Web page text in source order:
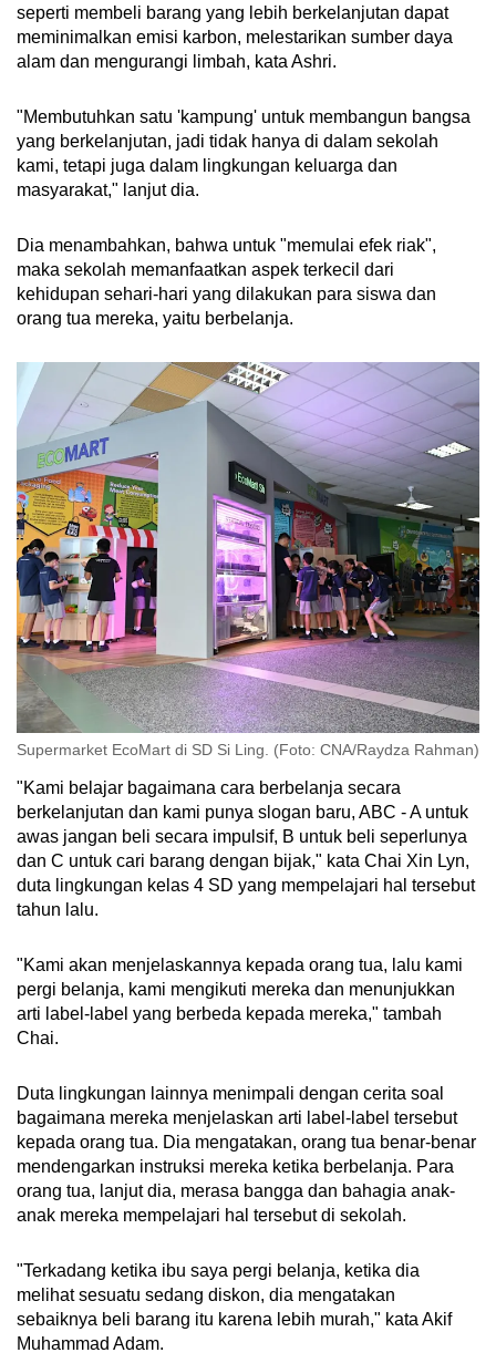
seperti membeli barang yang lebih berkelanjutan dapat
meminimalkan emisi karbon, melestarikan sumber daya
alam dan mengurangi limbah, kata Ashri.
"Membutuhkan satu 'kampung' untuk membangun bangsa
yang berkelanjutan, jadi tidak hanya di dalam sekolah
kami, tetapi juga dalam lingkungan keluarga dan
masyarakat," lanjut dia.
Dia menambahkan, bahwa untuk "memulai efek riak",
maka sekolah memanfaatkan aspek terkecil dari
kehidupan sehari-hari yang dilakukan para siswa dan
orang tua mereka, yaitu berbelanja.
Supermarket EcoMart di SD Si Ling. (Foto: CNA/Raydza Rahman)
"Kami belajar bagaimana cara berbelanja secara
berkelanjutan dan kami punya slogan baru, ABC - A untuk
awas jangan beli secara impulsif, B untuk beli seperlunya
dan C untuk cari barang dengan bijak," kata Chai Xin Lyn,
duta lingkungan kelas 4 SD yang mempelajari hal tersebut
tahun lalu.
"Kami akan menjelaskannya kepada orang tua, lalu kami
pergi belanja, kami mengikuti mereka dan menunjukkan
arti label-label yang berbeda kepada mereka," tambah
Chai.
Duta lingkungan lainnya menimpali dengan cerita soal
bagaimana mereka menjelaskan arti label-label tersebut
kepada orang tua. Dia mengatakan, orang tua benar-benar
mendengarkan instruksi mereka ketika berbelanja. Para
orang tua, lanjut dia, merasa bangga dan bahagia anak-
anak mereka mempelajari hal tersebut di sekolah.
"Terkadang ketika ibu saya pergi belanja, ketika dia
melihat sesuatu sedang diskon, dia mengatakan
sebaiknya beli barang itu karena lebih murah," kata Akif
Muhammad Adam.